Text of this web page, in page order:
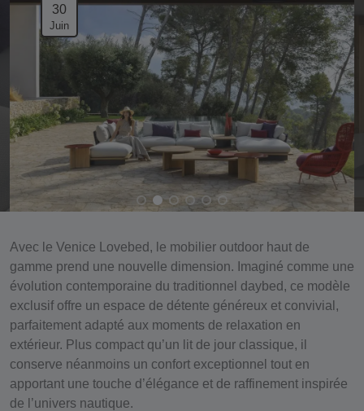
30
Juin
Avec le Venice Lovebed , le mobilier outdoor haut de
gamme prend une nouvelle dimension. Imaginé comme une
évolution contemporaine du traditionnel daybed, ce modèle
exclusif offre un espace de détente généreux et convivial,
parfaitement adapté aux moments de relaxation en
extérieur. Plus compact qu’un lit de jour classique, il
conserve néanmoins un confort exceptionnel tout en
apportant une touche d’élégance et de raffinement inspirée
de l’univers nautique.